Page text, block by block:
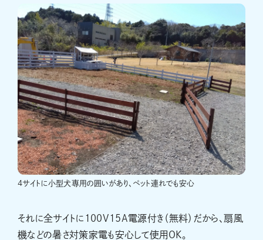
4サイトに小型犬専用の囲いがあり、ペット連れでも安心
それに全サイトに100V15A電源付き（無料）だから、扇風
機などの暑さ対策家電も安心して使用OK。